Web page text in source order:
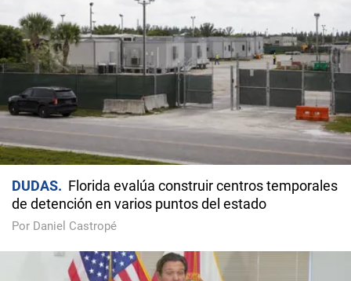
DUDAS
Florida evalúa construir centros temporales
de detención en varios puntos del estado
Por Daniel Castropé